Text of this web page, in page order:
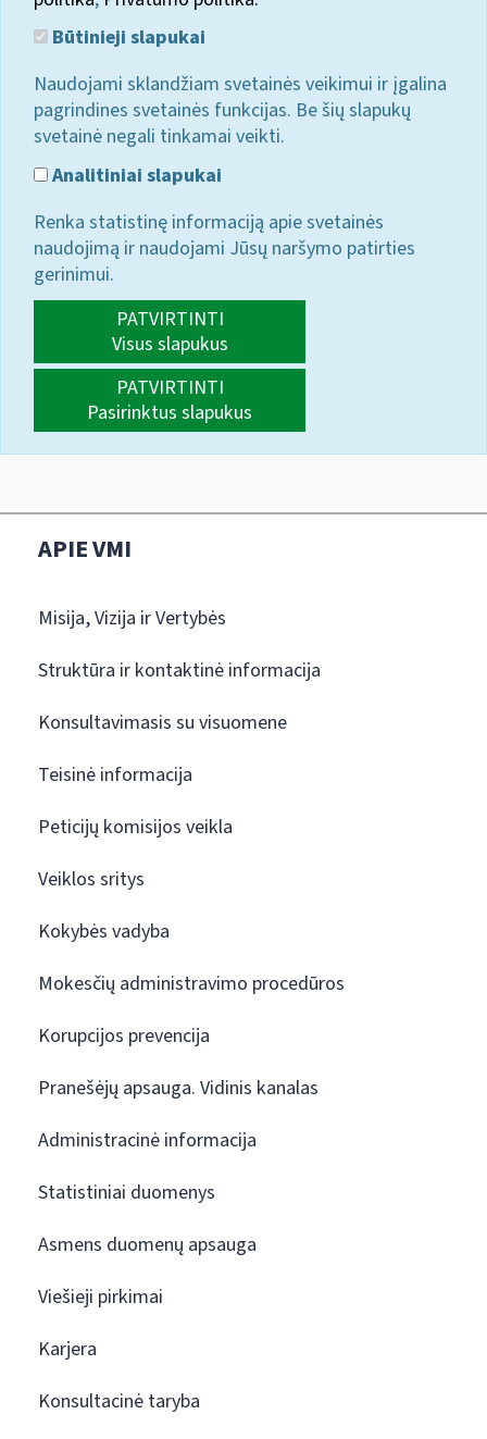
Būtinieji slapukai
Naudojami sklandžiam svetainės veikimui ir įgalina
pagrindines svetainės funkcijas. Be šių slapukų
svetainė negali tinkamai veikti.
Analitiniai slapukai
Renka statistinę informaciją apie svetainės
naudojimą ir naudojami Jūsų naršymo patirties
gerinimui.
PATVIRTINTI
Visus slapukus
PATVIRTINTI
Pasirinktus slapukus
APIE VMI
Misija, Vizija ir Vertybės
Struktūra ir kontaktinė informacija
Konsultavimasis su visuomene
Teisinė informacija
Peticijų komisijos veikla
Veiklos sritys
Kokybės vadyba
Mokesčių administravimo procedūros
Korupcijos prevencija
Pranešėjų apsauga. Vidinis kanalas
Administracinė informacija
Statistiniai duomenys
Asmens duomenų apsauga
Viešieji pirkimai
Karjera
Konsultacinė taryba